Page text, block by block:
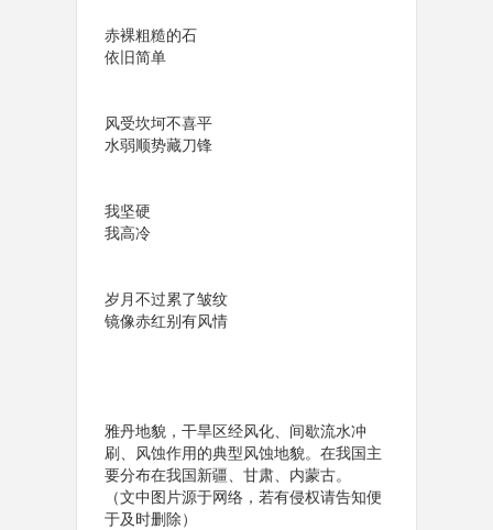
赤裸粗糙的石
依旧简单
风受坎坷不喜平
水弱顺势藏刀锋
我坚硬
我高冷
岁月不过累了皱纹
镜像赤红别有风情
雅丹地貌，干旱区经风化、间歇流水冲
刷、风蚀作用的典型风蚀地貌。在我国主
要分布在我国新疆、甘肃、内蒙古。
（文中图片源于网络，若有侵权请告知便
于及时删除）